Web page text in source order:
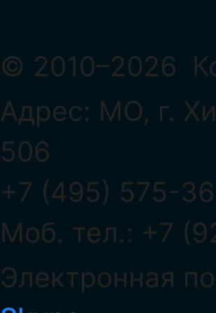
© 2010–2026
Адрес: МО, г.
506
+7 (495) 575-
Моб. тел.: +7
Электронная